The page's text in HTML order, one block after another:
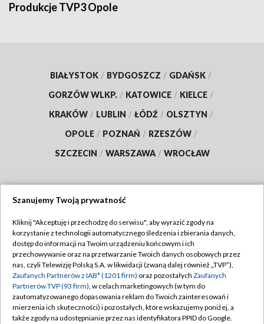
Produkcje TVP3 Opole
BIAŁYSTOK / BYDGOSZCZ / GDAŃSK /
GORZÓW WLKP. / KATOWICE / KIELCE /
KRAKÓW / LUBLIN / ŁÓDŹ / OLSZTYN /
OPOLE / POZNAŃ / RZESZÓW /
SZCZECIN / WARSZAWA / WROCŁAW
TVP
Abonament TVP
Emisja w TVP
Centrum informacji TVP
Naziemna Telewizja Cyfrowa
Regulamin TVP
Polityka prywatności
Moje zgody
Pomoc
Szanujemy Twoją prywatność
Kliknij "Akceptuję i przechodzę do serwisu", aby wyrazić zgody na
korzystanie z technologii automatycznego śledzenia i zbierania danych,
dostęp do informacji na Twoim urządzeniu końcowym i ich
przechowywanie oraz na przetwarzanie Twoich danych osobowych przez
nas, czyli Telewizję Polską S.A. w likwidacji (zwaną dalej również „TVP”),
Zaufanych Partnerów z IAB* (1201 firm) oraz pozostałych Zaufanych
Partnerów TVP (93 firm), w celach marketingowych (w tym do
zautomatyzowanego dopasowania reklam do Twoich zainteresowań i
mierzenia ich skuteczności) i pozostałych, które wskazujemy poniżej, a
także zgody na udostępnianie przez nas identyfikatora PPID do Google.